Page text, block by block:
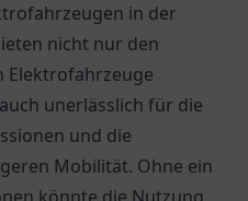
in der
nicht nur den
Elektrofahrzeuge
unerlässlich für die
und die
Mobilität. Ohne ein